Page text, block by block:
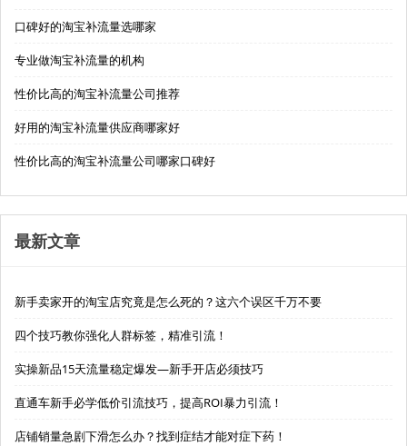
口碑好的淘宝补流量选哪家
专业做淘宝补流量的机构
性价比高的淘宝补流量公司推荐
好用的淘宝补流量供应商哪家好
性价比高的淘宝补流量公司哪家口碑好
最新文章
新手卖家开的淘宝店究竟是怎么死的？这六个误区千万不要
四个技巧教你强化人群标签，精准引流！
实操新品15天流量稳定爆发—新手开店必须技巧
直通车新手必学低价引流技巧，提高ROI暴力引流！
店铺销量急剧下滑怎么办？找到症结才能对症下药！